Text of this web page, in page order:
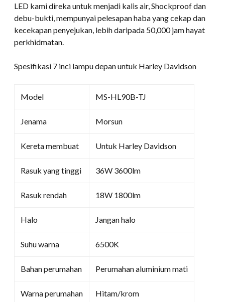
LED kami direka untuk menjadi kalis air, Shockproof dan
debu-bukti, mempunyai pelesapan haba yang cekap dan
kecekapan penyejukan, lebih daripada 50,000 jam hayat
perkhidmatan.
Spesifikasi 7 inci lampu depan untuk Harley Davidson
Model MS-HL90B-TJ
Jenama Morsun
Kereta membuat Untuk Harley Davidson
Rasuk yang tinggi 36W 3600lm
Rasuk rendah 18W 1800lm
Halo Jangan halo
Suhu warna 6500K
Bahan perumahan Perumahan aluminium mati
Warna perumahan Hitam/krom